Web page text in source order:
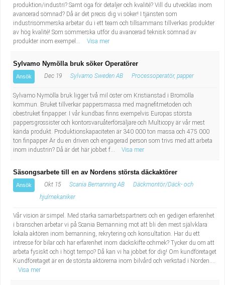
produktion/industri? Samt öga för detaljer och kvalité? Vill du utvecklas inom
avancerad sömnad? Då är det precis dig vi söker! I tjänsten som
industrisömmerska arbetar du i ett team och tillsammans tillverkas produkter
av hög kvalité! Som sömmerska utför du avancerad teknisk sömnad av
produkter inom exempel...
Visa mer
Sylvamo Nymölla bruk söker Operatörer
Ansök Dec 19 Sylvamo Sweden AB Processoperatör, papper
Sylvamo Nymölla bruk ligger två mil öster om Kristianstad i Bromölla
kommun. Bruket tillverkar pappersmassa med magnefitmetoden och
obestruket finpapper. I vår kundbas finns exempelvis Europas största
pappersgrossister och kontorsvaruåterförsäljare och Multicopy är vår mest
kända produkt. Produktionskapaciteten är 340 000 ton massa och 475 000
ton finpapper Är du en driven och engagerad person som trivs med att arbeta
inom industrin? Då är det här jobbet f...
Visa mer
Säsongsarbete till en av Nordens största däckaktörer
Ansök Okt 15 Scania Bemanning AB
Däckmontör/Däck- och
hjulmekaniker
Vår vision är simpel. Med starka samarbetspartners och en gedigen erfarenhet
i branschen arbetar vi på Scania Bemanning mot att bli den mest självklara
lokala aktören inom bemanning, rekrytering och konsultation. Har du ett
intresse för bilar och har erfarenhet inom däckskifte ochmek? Tycker du om att
arbeta fysiskt och i högt tempo? Då kan vi ha jobbet för dig! Om kundföretaget
Kundföretaget är en de största aktörerna inom bilvård och verkstad i Norden....
Visa mer